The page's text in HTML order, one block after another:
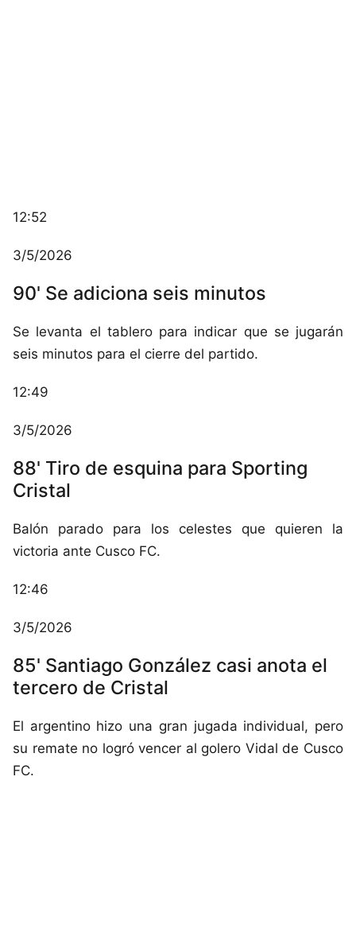
12:52
3/5/2026
90' Se adiciona seis minutos
Se levanta el tablero para indicar que se jugarán
seis minutos para el cierre del partido.
12:49
3/5/2026
88' Tiro de esquina para Sporting
Cristal
Balón parado para los celestes que quieren la
victoria ante Cusco FC.
12:46
3/5/2026
85' Santiago González casi anota el
tercero de Cristal
El argentino hizo una gran jugada individual, pero
su remate no logró vencer al golero Vidal de Cusco
FC.